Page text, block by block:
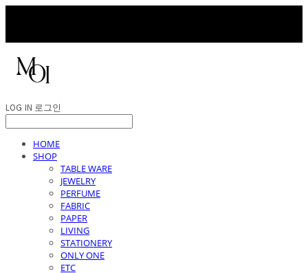
LOG IN 로그인
HOME
SHOP
TABLE WARE
JEWELRY
PERFUME
FABRIC
PAPER
LIVING
STATIONERY
ONLY ONE
ETC